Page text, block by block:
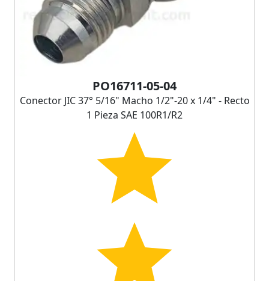
PO16711-05-04
Conector JIC 37° 5/16" Macho 1/2"-20 x 1/4" - Recto
1 Pieza SAE 100R1/R2